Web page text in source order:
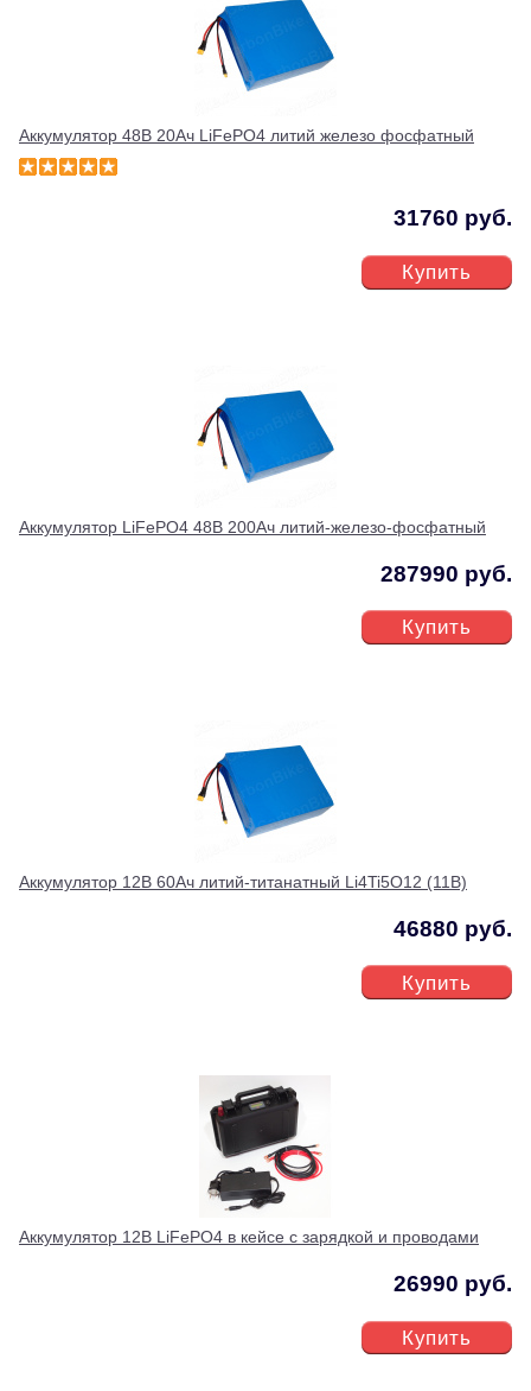
Аккумулятор 48В 20Ач LiFePO4 литий железо фосфатный
31760 руб.
Купить
Аккумулятор LiFePO4 48В 200Ач литий-железо-фосфатный
287990 руб.
Купить
Аккумулятор 12В 60Ач литий-титанатный Li4Ti5O12 (11В)
46880 руб.
Купить
Аккумулятор 12В LiFePO4 в кейсе с зарядкой и проводами
26990 руб.
Купить